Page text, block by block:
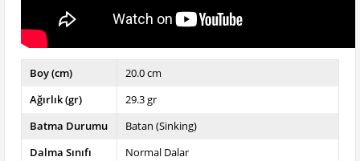
Boy (cm)
20.0 cm
Ağırlık (gr)
29.3 gr
Batma Durumu
Batan (Sinking)
Dalma Sınıfı
Normal Dalar